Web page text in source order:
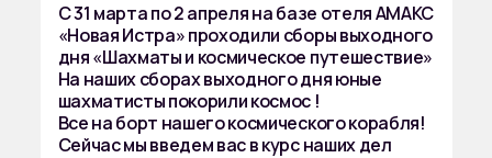
С 31 марта по 2 апреля на базе отеля АМАКС
«Новая Истра» проходили сборы выходного
дня «Шахматы и космическое путешествие»
На наших сборах выходного дня юные
шахматисты покорили космос !
Все на борт нашего космического корабля!
Сейчас мы введем вас в курс наших дел